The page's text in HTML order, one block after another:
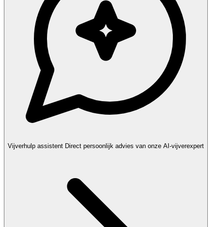
Vijverhulp assistent Direct persoonlijk advies van onze AI-vijverexpert